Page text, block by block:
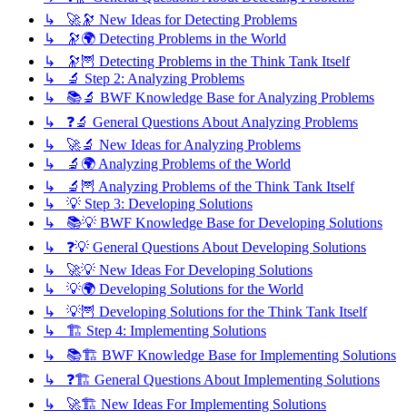
↳ 🚀🔭 New Ideas for Detecting Problems
↳ 🔭🌍 Detecting Problems in the World
↳ 🔭🦉 Detecting Problems in the Think Tank Itself
↳ 🔬 Step 2: Analyzing Problems
↳ 📚🔬 BWF Knowledge Base for Analyzing Problems
↳ ❓🔬 General Questions About Analyzing Problems
↳ 🚀🔬 New Ideas for Analyzing Problems
↳ 🔬🌍 Analyzing Problems of the World
↳ 🔬🦉 Analyzing Problems of the Think Tank Itself
↳ 💡 Step 3: Developing Solutions
↳ 📚💡 BWF Knowledge Base for Developing Solutions
↳ ❓💡 General Questions About Developing Solutions
↳ 🚀💡 New Ideas For Developing Solutions
↳ 💡🌍 Developing Solutions for the World
↳ 💡🦉 Developing Solutions for the Think Tank Itself
↳ 🏗️ Step 4: Implementing Solutions
↳ 📚🏗️ BWF Knowledge Base for Implementing Solutions
↳ ❓🏗️ General Questions About Implementing Solutions
↳ 🚀🏗️ New Ideas For Implementing Solutions